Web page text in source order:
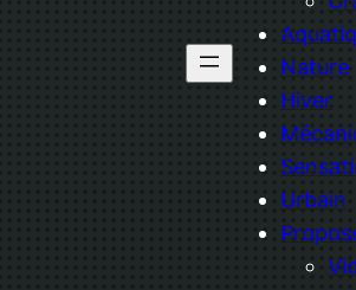
Nature
Hiver
Urbain